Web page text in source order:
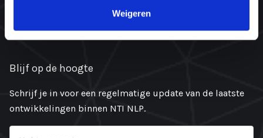
Weigeren
KvK: 87532352
Blijf op de hoogte
Schrijf je in voor een regelmatige update van de laatste
ontwikkelingen binnen NTI NLP.